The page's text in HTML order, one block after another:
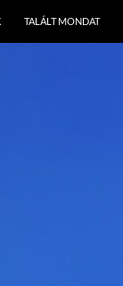
TALÁLT MONDAT